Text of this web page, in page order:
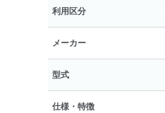
利用区分
メーカー
型式
仕様・特徴